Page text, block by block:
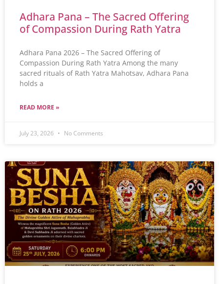
Adhara Pana – The Sacred Offering
of Compassion During Rath Yatra
Adhara Pana 2026 – The Sacred Offering of
Compassion During Rath Yatra Among the many
sacred rituals of Rath Yatra Mahotsav, Adhara Pana
holds a
READ MORE »
July 23, 2026 No Comments